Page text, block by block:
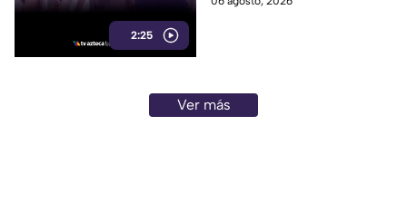
2:25
Tijuana
Ver más